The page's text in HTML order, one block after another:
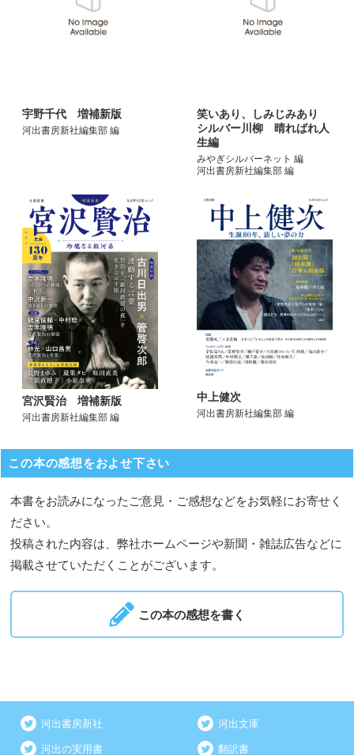
宇野千代 増補新版
河出書房新社編集部 編
笑いあり、しみじみあり
シルバー川柳 晴ればれ人
生編
みやぎシルバーネット 編
河出書房新社編集部 編
宮沢賢治 増補新版
河出書房新社編集部 編
中上健次
河出書房新社編集部 編
この本の感想をおよせ下さい
本書をお読みになったご意見・ご感想などをお気軽にお寄せく
ださい。
投稿された内容は、弊社ホームページや新聞・雑誌広告などに
掲載させていただくことがございます。
この本の感想を書く
河出書房新社 河出文庫
河出の実用書 翻訳書